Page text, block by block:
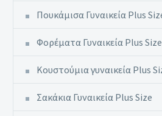
Πουκάμισα Γυναικεία Plus
Φορέματα Γυναικεία Plus Size
Κουστούμια γυναικεία Plus
Σακάκια Γυναικεία Plus Size